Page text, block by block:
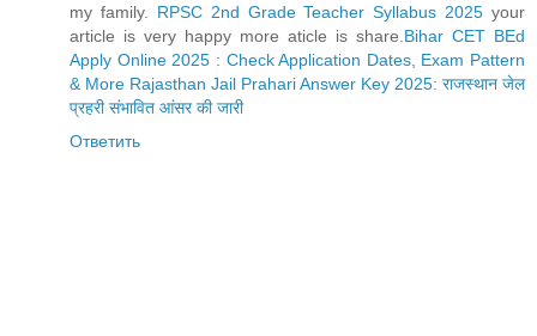
my family. RPSC 2nd Grade Teacher Syllabus 2025 your
article is very happy more aticle is share.Bihar CET BEd
Apply Online 2025 : Check Application Dates, Exam Pattern
& More Rajasthan Jail Prahari Answer Key 2025: राजस्थान जेल
प्रहरी संभावित आंसर की जारी
Ответить